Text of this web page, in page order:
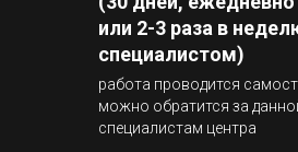
или 2-3 раза в
специалистом)
работа проводится
можно обратится за
специалистам центра